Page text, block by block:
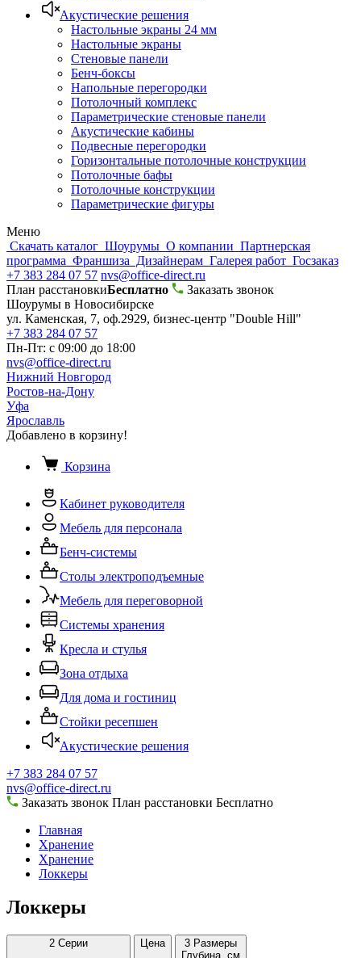
Акустические решения
Настольные экраны 24 мм
Настольные экраны
Стеновые панели
Бенч-боксы
Напольные перегородки
Потолочный комплекс
Параметрические стеновые панели
Акустические кабины
Подвесные перегородки
Горизонтальные потолочные конструкции
Потолочные бафы
Потолочные конструкции
Параметрические фигуры
Меню
Скачать каталог Шоурумы О компании Партнерская
программа Франшиза Дизайнерам Галерея работ Госзаказ
+7 383 284 07 57 nvs@office-direct.ru
План расстановкиБесплатно
Заказать звонок
Шоурумы в Новосибирске
ул. Каменская, 7, оф.2929, бизнес-центр "Double Hill"
+7 383 284 07 57
Пн-Пт: с 09:00 до 18:00
nvs@office-direct.ru
Нижний Новгород
Ростов-на-Дону
Уфа
Ярославль
Добавлено в корзину!
Корзина
Кабинет руководителя
Мебель для персонала
Бенч-системы
Столы электроподъемные
Мебель для переговорной
Системы хранения
Кресла и стулья
Зона отдыха
Для дома и гостиниц
Стойки ресепшен
Акустические решения
+7 383 284 07 57
nvs@office-direct.ru
Заказать звонок План расстановки Бесплатно
Главная
Хранение
Хранение
Локкеры
Локкеры
2 Серии Цена 3 Размеры
Глубина, см